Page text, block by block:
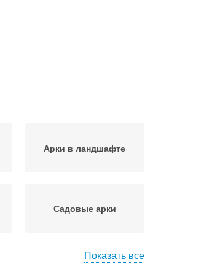
Арки в ландшафте
Садовые арки
Показать все